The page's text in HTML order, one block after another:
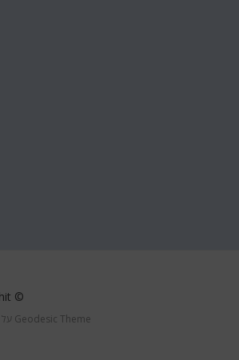
© Copyright 2026 –
Geodesic Theme על ידי